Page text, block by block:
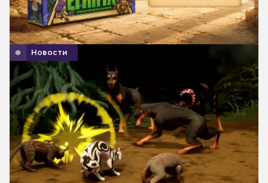
Новости